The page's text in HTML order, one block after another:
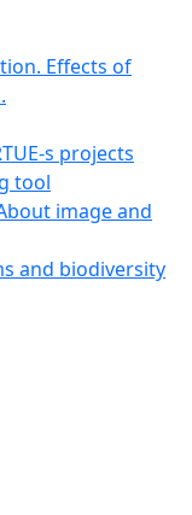
Effects of
s projects
tool
image and
and biodiversity